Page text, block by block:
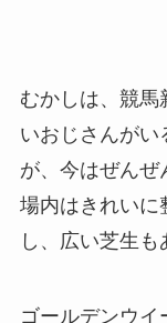
むかしは、競馬
いおじさんがい
が、今はぜんぜ
場内はきれいに
し、広い芝生も
ゴールデンウ